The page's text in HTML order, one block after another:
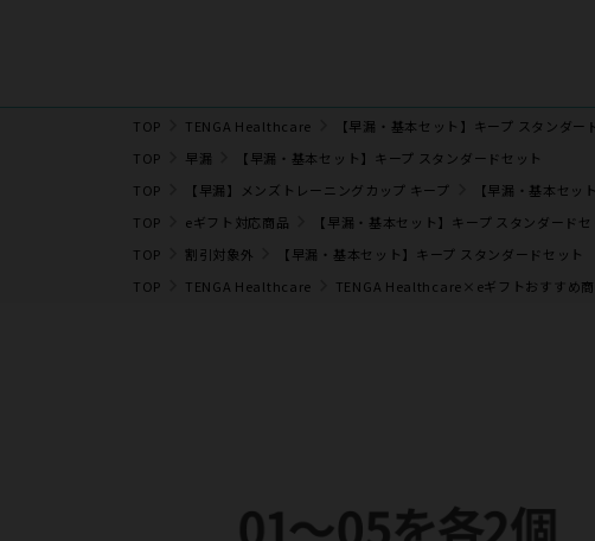
TOP TENGA Healthcare
【早漏・基本セット】キープ スタンダー
TOP
早漏
【早漏・基本セット】キープ スタンダードセット
TOP
【早漏】メンズトレーニングカップ キープ
【早漏・基本セッ
TOP
eギフト対応商品
【早漏・基本セット】キープ スタンダードセ
TOP
割引対象外
【早漏・基本セット】キープ スタンダードセット
TOP
TENGA Healthcare TENGA Healthcare×eギフトおすすめ